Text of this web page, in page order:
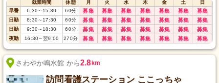
就業時間 休憩 月 火 水 木 金 土
日
早番
6:30～ 15:30 60分 募集 募集 募集 募集 募集 募集 募集
日勤 8:30～ 17:30 60分 募集 募集 募集 募集 募集 募集 募集
日勤 9:30～ 18:30 60分 募集 募集 募集 募集 募集 募集 募集
夜勤 16:30～翌9:00 270分 募集 募集 募集 募集 募集 募集 募集
さわやか鳴水館 から2.8km
訪問看護ステーション ここっちゃ